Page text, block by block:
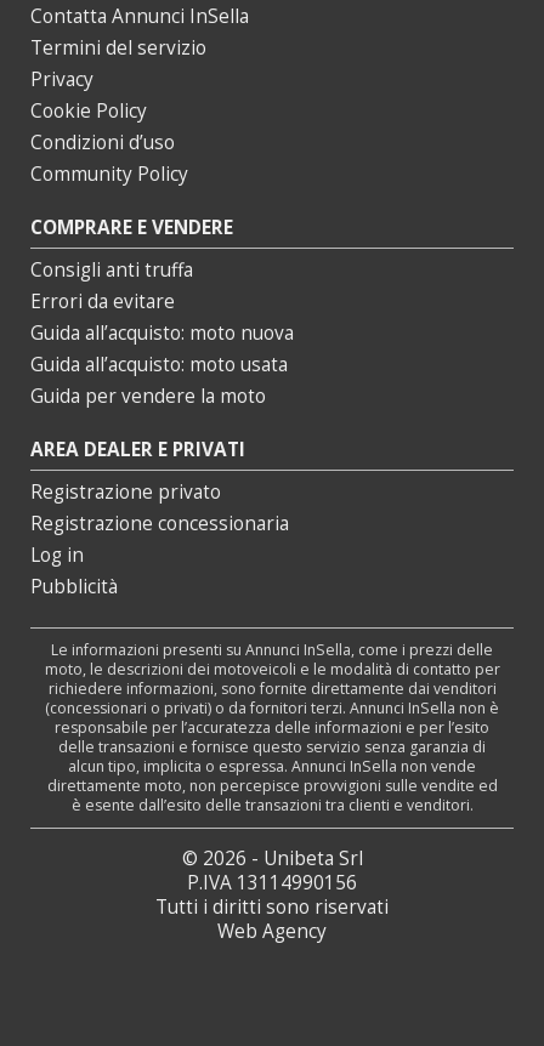
Contatta Annunci InSella
Termini del servizio
Privacy
Cookie Policy
Condizioni d’uso
Community Policy
COMPRARE E VENDERE
Consigli anti truffa
Errori da evitare
Guida all’acquisto: moto nuova
Guida all’acquisto: moto usata
Guida per vendere la moto
AREA DEALER E PRIVATI
Registrazione privato
Registrazione concessionaria
Log in
Pubblicità
Le informazioni presenti su Annunci InSella, come i prezzi delle
moto, le descrizioni dei motoveicoli e le modalità di contatto per
richiedere informazioni, sono fornite direttamente dai venditori
(concessionari o privati) o da fornitori terzi. Annunci InSella non è
responsabile per l’accuratezza delle informazioni e per l’esito
delle transazioni e fornisce questo servizio senza garanzia di
alcun tipo, implicita o espressa. Annunci InSella non vende
direttamente moto, non percepisce provvigioni sulle vendite ed
è esente dall’esito delle transazioni tra clienti e venditori.
© 2026 - Unibeta Srl
P.IVA 13114990156
Tutti i diritti sono riservati
Web Agency